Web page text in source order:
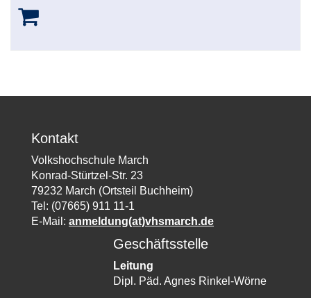
Kontakt
Volkshochschule March
Konrad-Stürtzel-Str. 23
79232 March (Ortsteil Buchheim)
Tel: (07665) 911 11-1
E-Mail: anmeldung(at)vhsmarch.de
Geschäftsstelle
Leitung
Dipl. Päd. Agnes Rinkel-Wörne